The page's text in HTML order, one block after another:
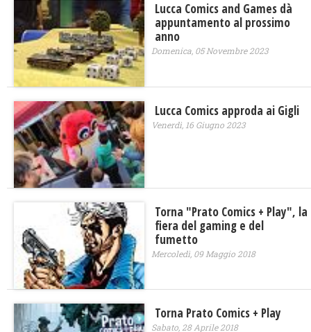
Lucca Comics and Games dà
appuntamento al prossimo
anno
Domenica, 05 Novembre 2023
Lucca Comics approda ai Gigli
Venerdì, 16 Giugno 2023
Torna "Prato Comics + Play", la
fiera del gaming e del
fumetto
Mercoledì, 09 Maggio 2018
Torna Prato Comics + Play
Sabato, 28 Aprile 2018